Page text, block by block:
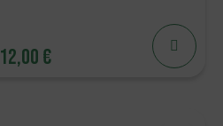
12,00 €